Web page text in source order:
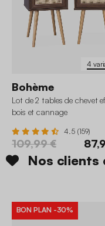
4
Bohème
Lot de 2 tables de chevet
bois et cannage
4.5 (159)
109,99 €
Nos clients
BON PLAN -30%